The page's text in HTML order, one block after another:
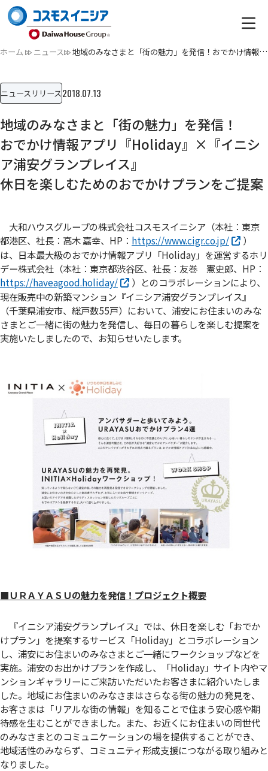
ホーム ニュース 地域のみなさまと「街の魅力」を発信！おでかけ情報アプリ『Hol…
ニュースリリース2018.07.13
地域のみなさまと「街の魅力」を発信！
おでかけ情報アプリ『Holiday』×『イニシ
ア浦安グランプレイス』
休日を楽しむためのおでかけプランをご提案
大和ハウスグループの株式会社コスモスイニシア（本社：東京
都港区、社長：高木 嘉幸、HP： https://www.cigr.co.jp/
）
は、日本最大級のおでかけ情報アプリ「Holiday」を運営するホリ
デー株式会社（本社：東京都渋谷区、社長：友巻 憲史郎、HP：
https://haveagood.holiday/
）とのコラボレーションにより、
現在販売中の新築マンション『イニシア浦安グランプレイス』
（千葉県浦安市、総戸数55戸）において、浦安にお住まいのみな
さまとご一緒に街の魅力を発信し、毎日の暮らしを楽しむ提案を
実施いたしましたので、お知らせいたします。
■ＵＲＡＹＡＳＵの魅力を発信！プロジェクト概要
『イニシア浦安グランプレイス』では、休日を楽しむ「おでか
けプラン」を提案するサービス「Holiday」とコラボレーション
し、浦安にお住まいのみなさまとご一緒にワークショップなどを
実施。浦安のお出かけプランを作成し、「Holiday」サイト内やマ
ンションギャラリーにご来訪いただいたお客さまに紹介いたしま
した。地域にお住まいのみなさまはさらなる街の魅力の発見を、
お客さまは「リアルな街の情報」を知ることで住まう安心感や期
待感を生むことができました。また、お近くにお住まいの同世代
のみなさまとのコミュニケーションの場を提供することができ、
地域活性のみならず、コミュニティ形成支援につながる取り組みと
なりました。